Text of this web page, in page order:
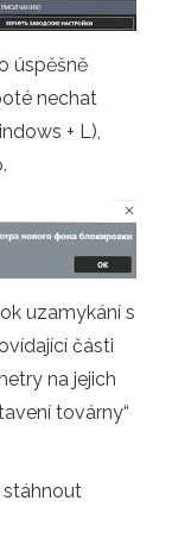
úspěšně
nechat
+ L),
uzamykání s
části
na jejich
továrny“
stáhnout